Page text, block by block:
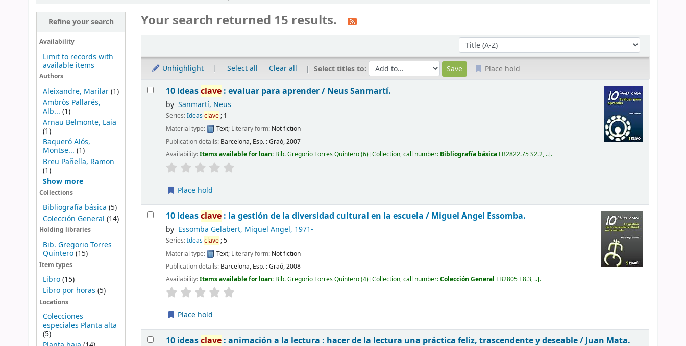
Refine your search
Availability
Limit to records with
available items
Authors
Aleixandre, Marilar(1)
Ambròs Pallarés,
Alb... (1)
Arnau Belmonte, Laia
(1)
Baqueró Alós,
Montse... (1)
Breu Pañella, Ramon
(1)
Show more
Collections
Bibliografía básica (5)
Colección General (14)
Holding libraries
Bib. Gregorio Torres
Quintero(15)
Item types
Libro(15)
Libro por horas (5)
Locations
Colecciones
especiales Planta alta
(5)
Your search returned 15 results.
Sort by:
Unhighlight Select all Clear all Select titles to: Place hold
Results
10 ideasclave : evaluar para aprender / Neus Sanmartí.
by Sanmartí, Neus
Series:Ideasclave; 1
Material type:
Text; Literary form: Not fiction
Publication details: Barcelona, Esp. :Graó,2007
Availability:Items available for loan: Bib. Gregorio Torres Quintero(6) Collection, call number: Bibliografía básica LB2822.75 S2.2, .. .
Place hold
10 ideasclave : la gestión de la diversidad cultural en la escuela / Miguel Angel Essomba.
by Essomba Gelabert, Miquel Angel, 1971-
Series:Ideasclave; 5
Material type:
Text; Literary form: Not fiction
Publication details: Barcelona, Esp. :Graó,2008
Availability:Items available for loan: Bib. Gregorio Torres Quintero(4) Collection, call number:Colección General LB2805 E8.3, .. .
Place hold
10 ideasclave : animación a la lectura : hacer de la lectura una práctica feliz, trascendente y deseable /Juan Mata.